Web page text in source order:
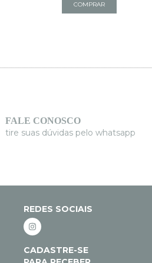
FALE CONOSCO
tire suas dúvidas pelo whatsapp
REDES SOCIAIS
CADASTRE-SE